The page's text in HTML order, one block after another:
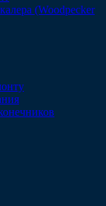
(Woodpecker